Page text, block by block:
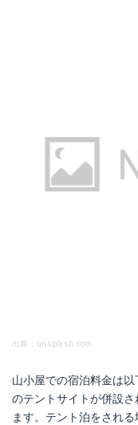
出典：unsplash.com
山小屋での宿泊料金は
のテントサイトが併設
ます。テント泊をされ